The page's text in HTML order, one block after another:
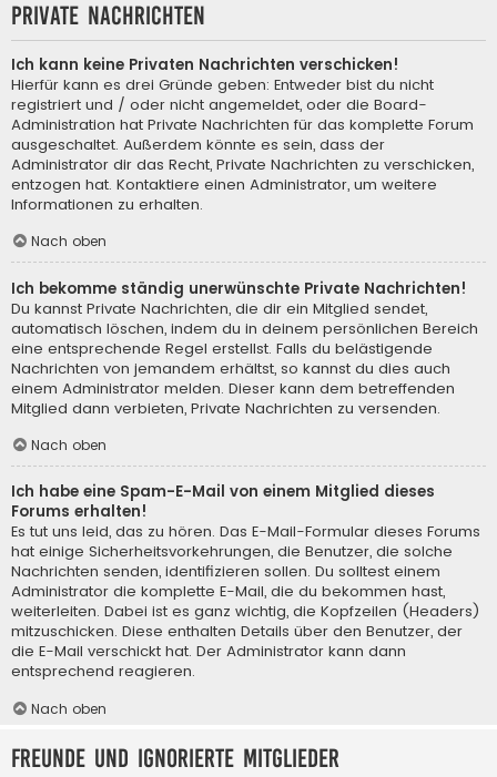
Private Nachrichten
Ich kann keine Privaten Nachrichten verschicken!
Hierfür kann es drei Gründe geben: Entweder bist du nicht
registriert und / oder nicht angemeldet, oder die Board-
Administration hat Private Nachrichten für das komplette Forum
ausgeschaltet. Außerdem könnte es sein, dass der
Administrator dir das Recht, Private Nachrichten zu verschicken,
entzogen hat. Kontaktiere einen Administrator, um weitere
Informationen zu erhalten.
Nach oben
Ich bekomme ständig unerwünschte Private Nachrichten!
Du kannst Private Nachrichten, die dir ein Mitglied sendet,
automatisch löschen, indem du in deinem persönlichen Bereich
eine entsprechende Regel erstellst. Falls du belästigende
Nachrichten von jemandem erhältst, so kannst du dies auch
einem Administrator melden. Dieser kann dem betreffenden
Mitglied dann verbieten, Private Nachrichten zu versenden.
Nach oben
Ich habe eine Spam-E-Mail von einem Mitglied dieses
Forums erhalten!
Es tut uns leid, das zu hören. Das E-Mail-Formular dieses Forums
hat einige Sicherheitsvorkehrungen, die Benutzer, die solche
Nachrichten senden, identifizieren sollen. Du solltest einem
Administrator die komplette E-Mail, die du bekommen hast,
weiterleiten. Dabei ist es ganz wichtig, die Kopfzeilen (Headers)
mitzuschicken. Diese enthalten Details über den Benutzer, der
die E-Mail verschickt hat. Der Administrator kann dann
entsprechend reagieren.
Nach oben
Freunde und ignorierte Mitglieder